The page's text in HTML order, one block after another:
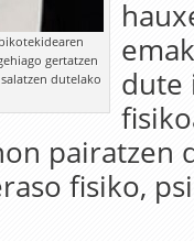
gertatzen
dutelako
dute
pairatzen
fisiko,